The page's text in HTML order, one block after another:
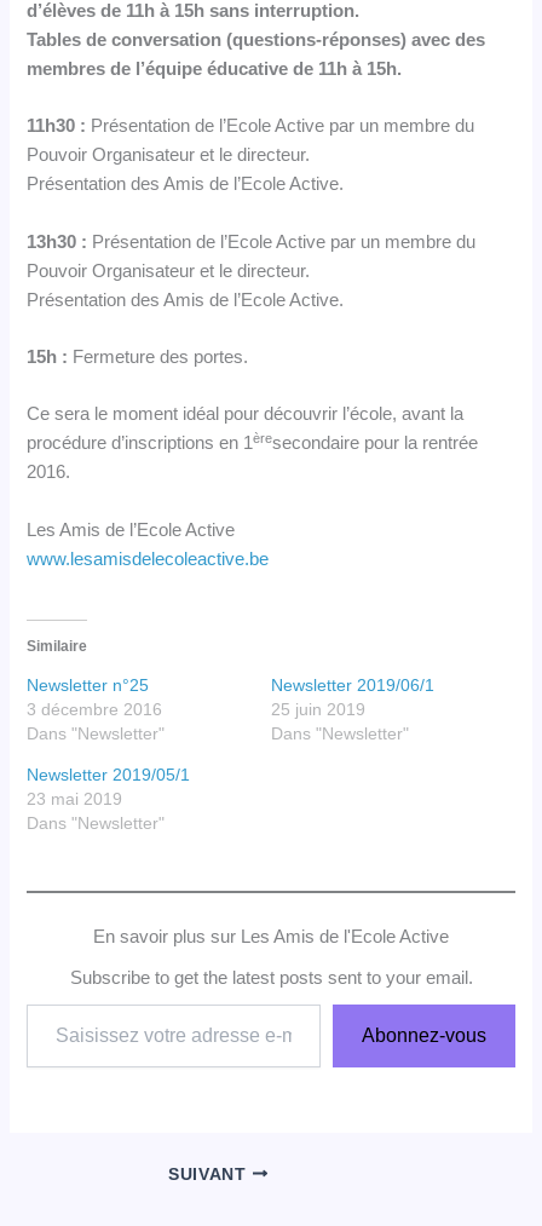
d’élèves de 11h à 15h sans interruption.
Tables de conversation (questions-réponses) avec des
membres de l’équipe éducative de 11h à 15h.
11h30 : Présentation de l’Ecole Active par un membre du
Pouvoir Organisateur et le directeur.
Présentation des Amis de l’Ecole Active.
13h30 : Présentation de l’Ecole Active par un membre du
Pouvoir Organisateur et le directeur.
Présentation des Amis de l’Ecole Active.
15h : Fermeture des portes.
Ce sera le moment idéal pour découvrir l’école, avant la
procédure d’inscriptions en 1èresecondaire pour la rentrée
2016.
Les Amis de l’Ecole Active
www.lesamisdelecoleactive.be
Similaire
Newsletter n°25
3 décembre 2016
Dans "Newsletter"
Newsletter 2019/06/1
25 juin 2019
Dans "Newsletter"
Newsletter 2019/05/1
23 mai 2019
Dans "Newsletter"
En savoir plus sur Les Amis de l'Ecole Active
Subscribe to get the latest posts sent to your email.
votre
adresse
Abonnez-vous
SUIVANT